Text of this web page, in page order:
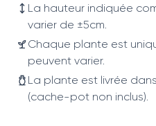
La hauteur indiquée
varier de ±5cm.
Chaque plante est
peuvent varier.
La plante est livrée
(cache-pot non inclus).